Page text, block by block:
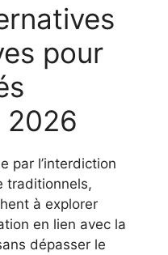
pour
2026
par l’interdiction
traditionnels,
à explorer
en lien avec la
dépasser le